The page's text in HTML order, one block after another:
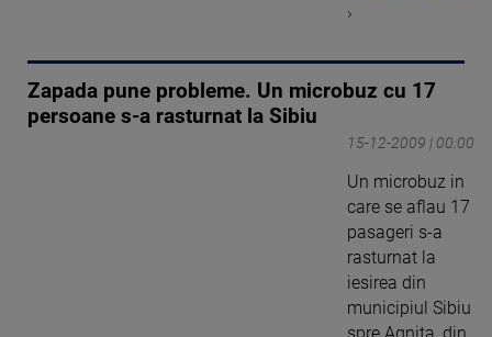
›
Zapada pune probleme. Un microbuz cu 17
persoane s-a rasturnat la Sibiu
15-12-2009 | 00:00
Un microbuz in
care se aflau 17
pasageri s-a
rasturnat la
iesirea din
municipiul Sibiu
spre Agnita, din